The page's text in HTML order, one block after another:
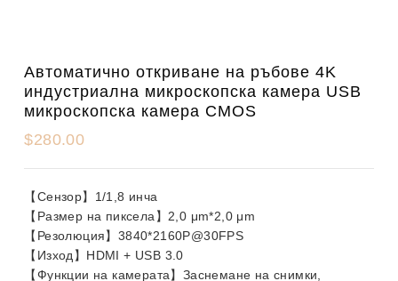
Автоматично откриване на ръбове 4K
индустриална микроскопска камера USB
микроскопска камера CMOS
$280.00
【Сензор】1/1,8 инча
【Размер на пиксела】2,0 μm*2,0 μm
【Резолюция】3840*2160P@30FPS
【Изход】HDMI + USB 3.0
【Функции на камерата】Заснемане на снимки,